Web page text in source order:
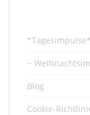
*Tagesimpulse*
~
Blog
Cookie-